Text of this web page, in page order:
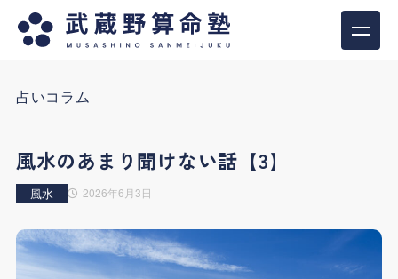
占いコラム
風水のあまり聞けない話【3】
2026年6月3日
風水